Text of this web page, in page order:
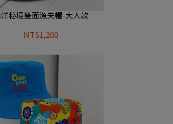
秘境雙面漁夫帽-大人款
NT$1,200